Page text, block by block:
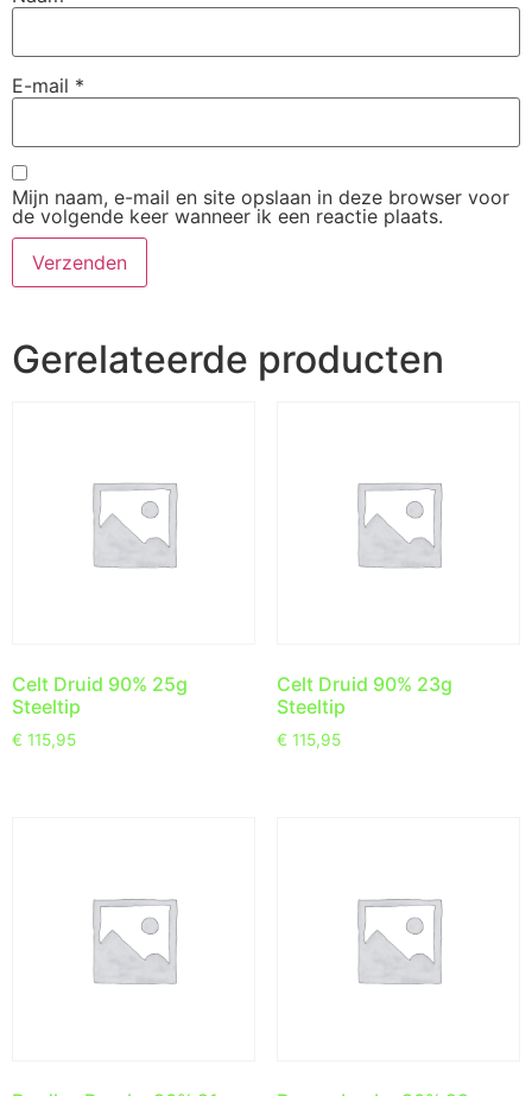
E-mail *
Mijn naam, e-mail en site opslaan in deze browser voor
de volgende keer wanneer ik een reactie plaats.
Gerelateerde producten
Celt Druid 90% 25g
Steeltip
€ 115,95
Celt Druid 90% 23g
Steeltip
€ 115,95